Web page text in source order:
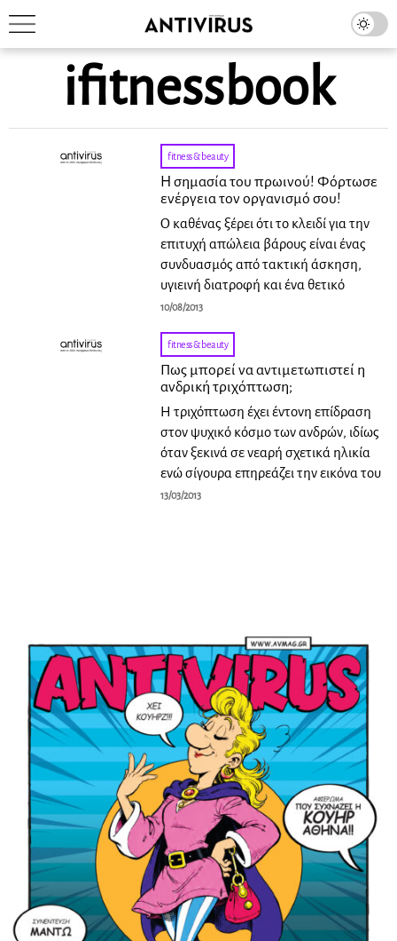
ifitnessbook
fitness & beauty
Η σημασία του πρωινού! Φόρτωσε
ενέργεια τον οργανισμό σου!
Ο καθένας ξέρει ότι το κλειδί για την
επιτυχή απώλεια βάρους είναι ένας
συνδυασμός από τακτική άσκηση,
υγιεινή διατροφή και ένα θετικό
10/08/2013
fitness & beauty
Πως μπορεί να αντιμετωπιστεί η
ανδρική τριχόπτωση;
H τριχόπτωση έχει έντονη επίδραση
στον ψυχικό κόσμο των ανδρών, ιδίως
όταν ξεκινά σε νεαρή σχετικά ηλικία
ενώ σίγουρα επηρεάζει την εικόνα του
13/03/2013